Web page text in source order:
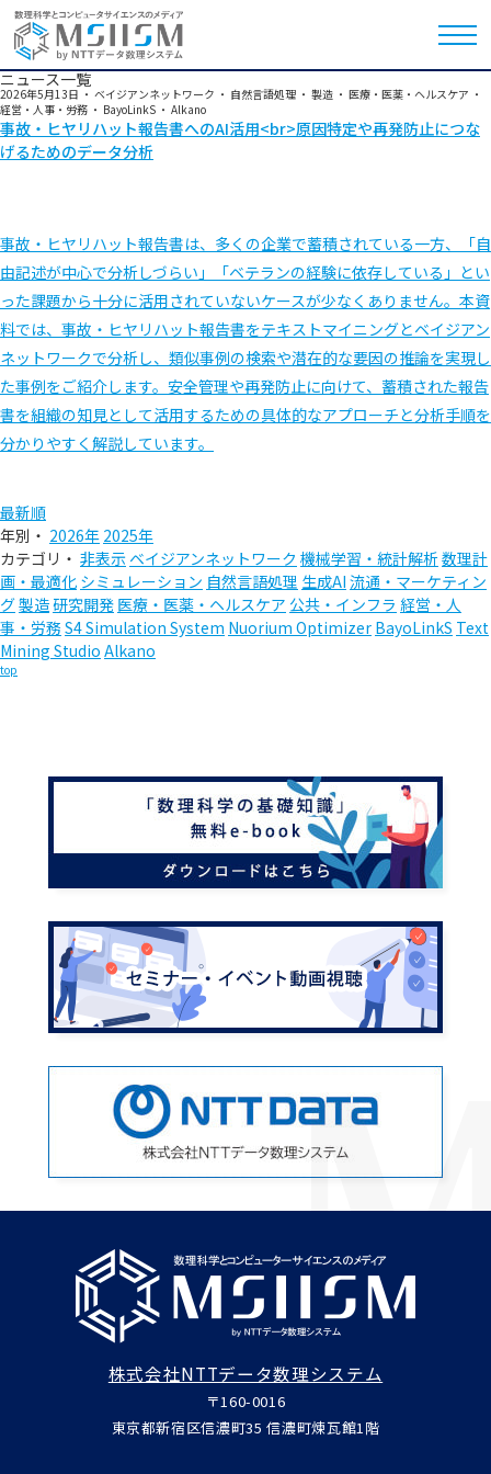
ニュース一覧
2026年5月13日 ・ ベイジアンネットワーク ・ 自然言語処理 ・ 製造 ・ 医療・医薬・ヘルスケア ・
経営・人事・労務 ・ BayoLinkS ・ Alkano
事故・ヒヤリハット報告書へのAI活用<br>原因特定や再発防止につな
げるためのデータ分析
事故・ヒヤリハット報告書は、多くの企業で蓄積されている一方、「自
由記述が中心で分析しづらい」「ベテランの経験に依存している」とい
った課題から十分に活用されていないケースが少なくありません。本資
料では、事故・ヒヤリハット報告書をテキストマイニングとベイジアン
ネットワークで分析し、類似事例の検索や潜在的な要因の推論を実現し
た事例をご紹介します。安全管理や再発防止に向けて、蓄積された報告
書を組織の知見として活用するための具体的なアプローチと分析手順を
分かりやすく解説しています。
最新順
年別・ 2026年 2025年
カテゴリ・ 非表示 ベイジアンネットワーク 機械学習・統計解析数理計
画・最適化 シミュレーション 自然言語処理 生成AI 流通・マーケティン
グ製造研究開発 医療・医薬・ヘルスケア 公共・インフラ 経営・人
事・労務 S4 Simulation System Nuorium Optimizer BayoLinkS Text
Mining Studio Alkano
top
株式会社NTTデータ数理システム
〒160-0016
東京都新宿区信濃町35 信濃町煉瓦館1階